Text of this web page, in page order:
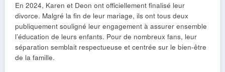
En 2024, Karen et Deon ont officiellement finalisé leur
divorce. Malgré la fin de leur mariage, ils ont tous deux
publiquement souligné leur engagement à assurer ensemble
l’éducation de leurs enfants. Pour de nombreux fans, leur
séparation semblait respectueuse et centrée sur le bien-être
de la famille.